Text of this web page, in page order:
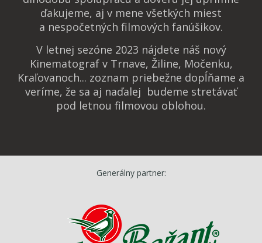
ďakujeme, aj v mene všetkých miest
a nespočetných filmových fanúšikov.
V letnej sezóne 2023 nájdete náš nový
Kinematograf v Trnave, Žiline, Močenku,
Kraľovanoch... zoznam priebežne dopĺňame a
veríme, že sa aj naďalej budeme stretávať
pod letnou filmovou oblohou.
Generálny partner: